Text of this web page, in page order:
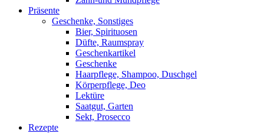
Präsente
Geschenke, Sonstiges
Bier, Spirituosen
Düfte, Raumspray
Geschenkartikel
Geschenke
Haarpflege, Shampoo, Duschgel
Körperpflege, Deo
Lektüre
Saatgut, Garten
Sekt, Prosecco
Rezepte